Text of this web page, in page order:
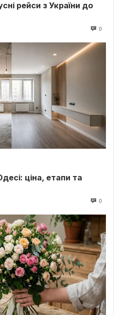
рейси з України до
0
ціна, етапи та
0